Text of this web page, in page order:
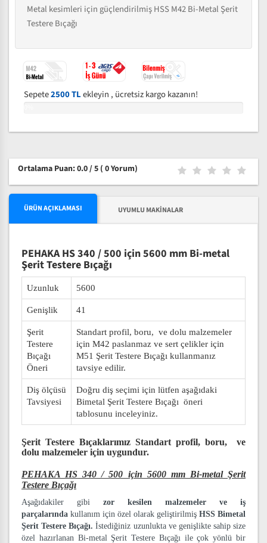
Metal kesimleri için güçlendirilmiş HSS M42 Bi-Metal Şerit
Testere Bıçağı
Sepete2500 TLekleyin , ücretsiz kargo kazanın!
Ortalama Puan: 0.0 / 5 ( 0 Yorum)
ÜRÜN AÇIKLAMASI UYUMLU MAKINALAR
PEHAKA HS 340 / 500 için 5600 mm Bi-metal
Şerit Testere Bıçağı
Uzunluk 5600
Genişlik 41
Şerit
Testere
Bıçağı
Öneri
Standart profil, boru, ve dolu malzemeler
için M42 paslanmaz ve sert çelikler için
M51 Şerit Testere Bıçağı kullanmanız
tavsiye edilir.
Diş ölçüsü
Tavsiyesi
Doğru diş seçimi için lütfen aşağıdaki
Bimetal Şerit Testere Bıçağı öneri
tablosunu inceleyiniz.
Şerit Testere Bıçaklarımız Standart profil, boru, ve
dolu malzemeler için uygundur.
PEHAKA HS 340 / 500 için 5600 mm Bi-metal Şerit
Testere Bıçağı
Aşağıdakiler gibi zor kesilen malzemeler ve iş
parçalarında kullanım için özel olarak geliştirilmiş HSS Bimetal
Şerit Testere Bıçağı.İstediğiniz uzunlukta ve genişlikte sahip size
özel hazırlanan Bi-metal Şerit Testere Bıçağı ile çok yönlü bir